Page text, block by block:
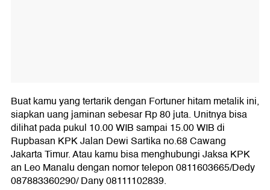
Buat kamu yang tertarik dengan Fortuner hitam metalik ini,
siapkan uang jaminan sebesar Rp 80 juta. Unitnya bisa
dilihat pada pukul 10.00 WIB sampai 15.00 WIB di
Rupbasan KPK Jalan Dewi Sartika no.68 Cawang
Jakarta Timur. Atau kamu bisa menghubungi Jaksa KPK
an Leo Manalu dengan nomor telepon 0811603665/Dedy
087883360290/ Dany 08111102839.